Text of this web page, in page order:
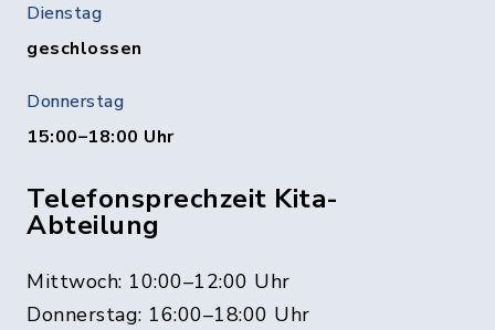
Dienstag
geschlossen
Donnerstag
15:00–18:00 Uhr
Telefonsprechzeit Kita-
Abteilung
Mittwoch: 10:00–12:00 Uhr
Donnerstag: 16:00–18:00 Uhr